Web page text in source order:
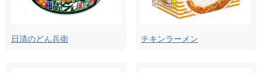
日清のどん兵衛 チキンラーメン